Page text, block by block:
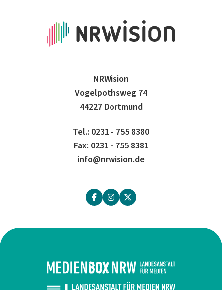
NRWision
Vogelpothsweg 74
44227 Dortmund
Tel.: 0231 - 755 8380
Fax: 0231 - 755 8381
info@nrwision.de